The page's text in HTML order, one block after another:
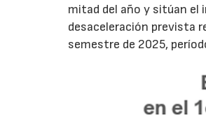
mitad del año y sitúan el
desaceleración prevista
semestre de 2025,